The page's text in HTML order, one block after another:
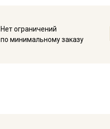
Нет ограничений
по минимальному заказу